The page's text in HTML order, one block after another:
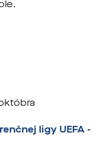
ligy UEFA -